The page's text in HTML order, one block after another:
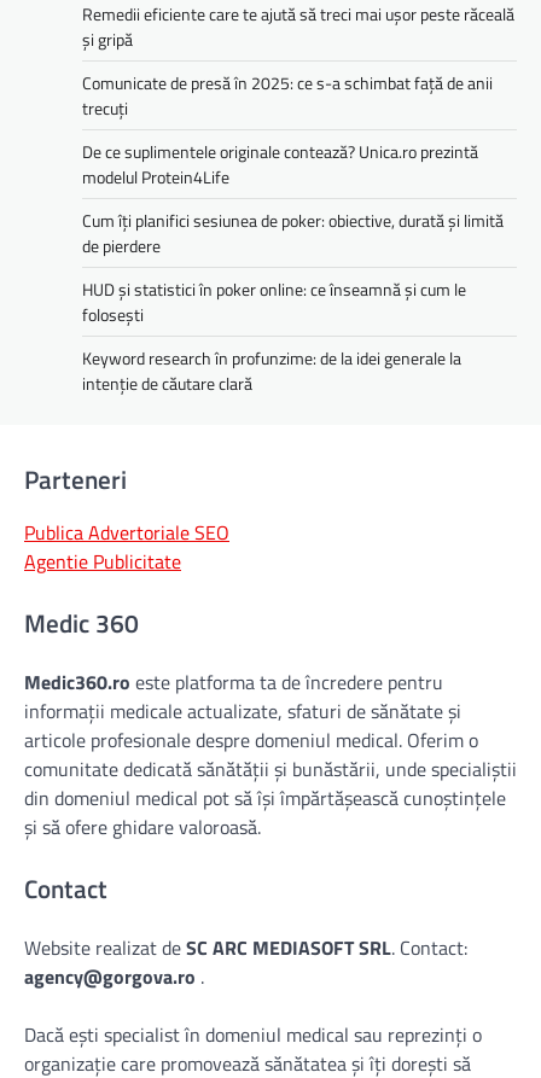
Remedii eficiente care te ajută să treci mai ușor peste răceală
și gripă
Comunicate de presă în 2025: ce s-a schimbat față de anii
trecuți
De ce suplimentele originale contează? Unica.ro prezintă
modelul Protein4Life
Cum îți planifici sesiunea de poker: obiective, durată și limită
de pierdere
HUD și statistici în poker online: ce înseamnă și cum le
folosești
Keyword research în profunzime: de la idei generale la
intenție de căutare clară
Parteneri
Publica Advertoriale SEO
Agentie Publicitate
Medic 360
Medic360.ro este platforma ta de încredere pentru
informații medicale actualizate, sfaturi de sănătate și
articole profesionale despre domeniul medical. Oferim o
comunitate dedicată sănătății și bunăstării, unde specialiștii
din domeniul medical pot să își împărtășească cunoștințele
și să ofere ghidare valoroasă.
Contact
Website realizat deSC ARC MEDIASOFT SRL. Contact:
agency@gorgova.ro .
Dacă ești specialist în domeniul medical sau reprezinți o
organizație care promovează sănătatea și îți dorești să